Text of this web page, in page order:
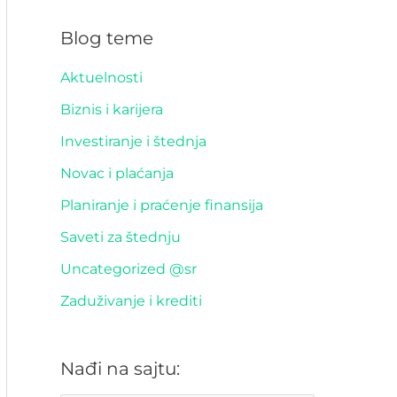
Blog teme
Aktuelnosti
Biznis i karijera
Investiranje i štednja
Novac i plaćanja
Planiranje i praćenje finansija
Saveti za štednju
Uncategorized @sr
Zaduživanje i krediti
Nađi na sajtu: